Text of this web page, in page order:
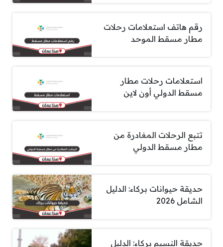
رقم هاتف استعلامات رحلات
مطار مسقط الموحد
استعلامات رحلات مطار
مسقط الدولي أون لاين
تتبع الرحلات المغادرة من
مطار مسقط الدولي
حديقة حيوانات بركاء: الدليل
الشامل 2026
حديقة النسيم بركاء: الدليل